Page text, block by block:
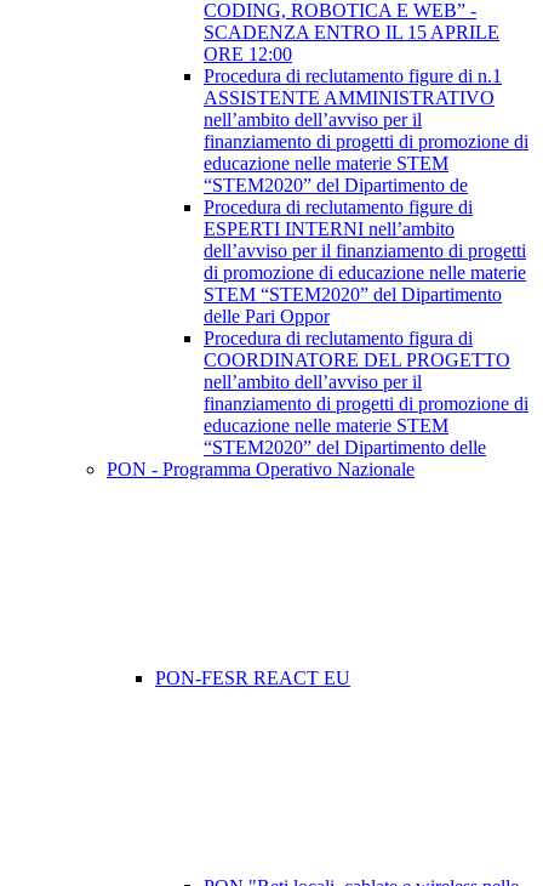
CODING, ROBOTICA E WEB” -
SCADENZA ENTRO IL 15 APRILE
ORE 12:00
Procedura di reclutamento figure di n.1
ASSISTENTE AMMINISTRATIVO
nell’ambito dell’avviso per il
finanziamento di progetti di promozione di
educazione nelle materie STEM
“STEM2020” del Dipartimento de
Procedura di reclutamento figure di
ESPERTI INTERNI nell’ambito
dell’avviso per il finanziamento di progetti
di promozione di educazione nelle materie
STEM “STEM2020” del Dipartimento
delle Pari Oppor
Procedura di reclutamento figura di
COORDINATORE DEL PROGETTO
nell’ambito dell’avviso per il
finanziamento di progetti di promozione di
educazione nelle materie STEM
“STEM2020” del Dipartimento delle
PON - Programma Operativo Nazionale
PON-FESR REACT EU